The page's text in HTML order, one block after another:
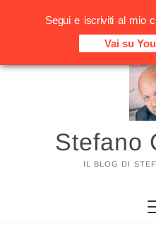
Vai
Stefano
IL BLOG DI
Segui e iscriviti al mio
Vai su